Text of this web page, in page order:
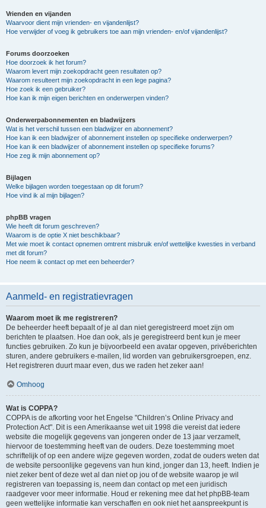
Vrienden en vijanden
Waarvoor dient mijn vrienden- en vijandenlijst?
Hoe verwijder of voeg ik gebruikers toe aan mijn vrienden- en/of vijandenlijst?
Forums doorzoeken
Hoe doorzoek ik het forum?
Waarom levert mijn zoekopdracht geen resultaten op?
Waarom resulteert mijn zoekopdracht in een lege pagina?
Hoe zoek ik een gebruiker?
Hoe kan ik mijn eigen berichten en onderwerpen vinden?
Onderwerpabonnementen en bladwijzers
Wat is het verschil tussen een bladwijzer en abonnement?
Hoe kan ik een bladwijzer of abonnement instellen op specifieke onderwerpen?
Hoe kan ik een bladwijzer of abonnement instellen op specifieke forums?
Hoe zeg ik mijn abonnement op?
Bijlagen
Welke bijlagen worden toegestaan op dit forum?
Hoe vind ik al mijn bijlagen?
phpBB vragen
Wie heeft dit forum geschreven?
Waarom is de optie X niet beschikbaar?
Met wie moet ik contact opnemen omtrent misbruik en/of wettelijke kwesties in verband
met dit forum?
Hoe neem ik contact op met een beheerder?
Aanmeld- en registratievragen
Waarom moet ik me registreren?
De beheerder heeft bepaalt of je al dan niet geregistreerd moet zijn om
berichten te plaatsen. Hoe dan ook, als je geregistreerd bent kun je meer
functies gebruiken. Zo kun je bijvoorbeeld een avatar opgeven, privéberichten
sturen, andere gebruikers e-mailen, lid worden van gebruikersgroepen, enz.
Het registreren duurt maar even, dus we raden het zeker aan!
Omhoog
Wat is COPPA?
COPPA is de afkorting voor het Engelse "Children’s Online Privacy and
Protection Act". Dit is een Amerikaanse wet uit 1998 die vereist dat iedere
website die mogelijk gegevens van jongeren onder de 13 jaar verzamelt,
hiervoor de toestemming heeft van de ouders. Deze toestemming moet
schriftelijk of op een andere wijze gegeven worden, zodat de ouders weten dat
de website persoonlijke gegevens van hun kind, jonger dan 13, heeft. Indien je
niet zeker bent of deze wet al dan niet op jou of de website waarop je wil
registreren van toepassing is, neem dan contact op met een juridisch
raadgever voor meer informatie. Houd er rekening mee dat het phpBB-team
geen wettelijke informatie kan verschaffen en ook niet het aanspreekpunt is